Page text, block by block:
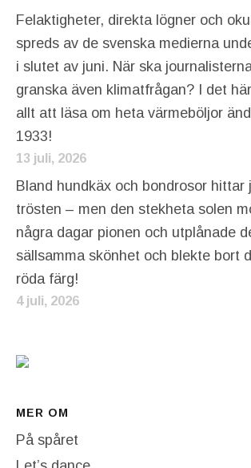
Felaktigheter, direkta lögner och
spreds av de svenska medierna
i slutet av juni. När ska
granska även klimatfrågan? I det
allt att läsa om heta värmeböljor
1933!
13 juli, 2026
Bland hundkäx och bondrosor hittar
trösten – men den stekheta solen
några dagar pionen och utplånade
sällsamma skönhet och blekte bort
röda färg!
4 juli, 2026
MER OM
På spåret